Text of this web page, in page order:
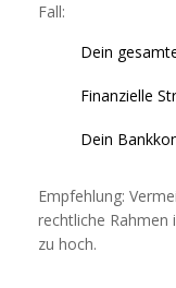
Fall:
Dein
Finanzielle
Dein
Empfehlung:
rechtliche Rahmen
zu hoch.